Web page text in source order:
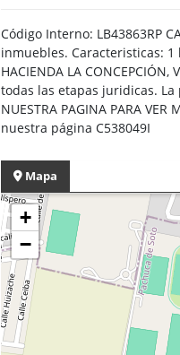
Código Interno: LB43863RP
inmuebles. Caracteristicas: 1
HACIENDA LA
todas las etapas juridicas. La
NUESTRA PAGINA PARA
nuestra página C538049I
Mapa
+
−